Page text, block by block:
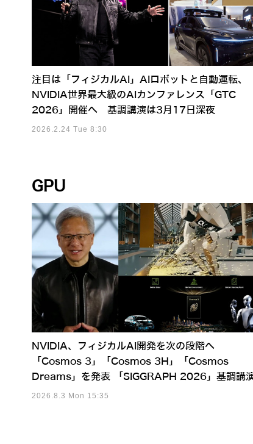
注目は「フィジカルAI」AIロボットと自動運転、
NVIDIA世界最大級のAIカンファレンス「GTC
2026」開催へ 基調講演は3月17日深夜
2026.2.24 Tue 8:30
GPU
NVIDIA、フィジカルAI開発を次の段階へ
「Cosmos 3」「Cosmos 3H」「Cosmos
Dreams」を発表 「SIGGRAPH 2026」基調講
2026.8.3 Mon 15:35